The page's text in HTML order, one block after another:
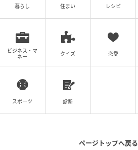
ウーマンエキサイト
■とはいえ自分も…
暮らし 住まい レシピ
ビジネス・マ
ネー
クイズ 恋愛
スポーツ 診断
ページトップへ戻る